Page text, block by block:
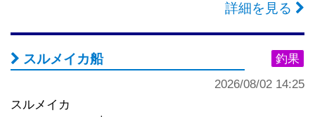
詳細を見る
釣果
スルメイカ船
2026/08/02 14:25
スルメイカ